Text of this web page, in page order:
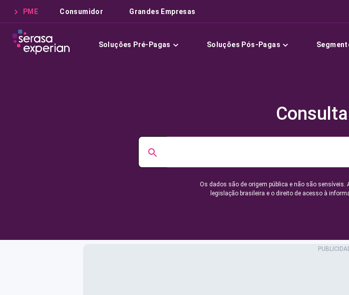
PME Consumidor Grandes Empresas
Soluções Pré-Pagas Soluções Pós-Pagas
Os dados são de origem pública e não são
legislação brasileira e o direito de acesso à